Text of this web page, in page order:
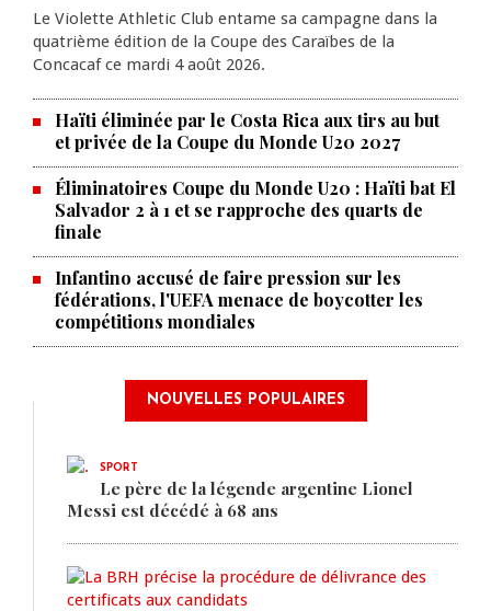
Le Violette Athletic Club entame sa campagne dans la
quatrième édition de la Coupe des Caraïbes de la
Concacaf ce mardi 4 août 2026.
Haïti éliminée par le Costa Rica aux tirs au but
et privée de la Coupe du Monde U20 2027
Éliminatoires Coupe du Monde U20 : Haïti bat El
Salvador 2 à 1 et se rapproche des quarts de
finale
Infantino accusé de faire pression sur les
fédérations, l'UEFA menace de boycotter les
compétitions mondiales
NOUVELLES POPULAIRES
SPORT
Le père de la légende argentine Lionel
Messi est décédé à 68 ans